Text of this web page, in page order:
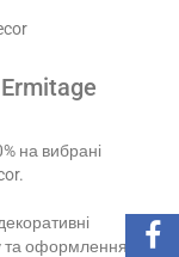
Ermitage
на вибрані
та оформлення